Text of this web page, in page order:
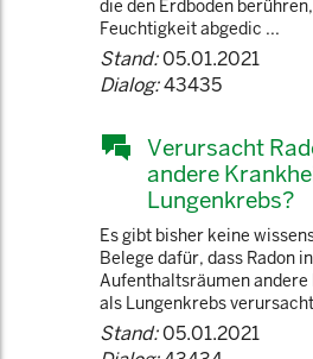
die den Erdboden
Feuchtigkeit abgedic ...
Stand:05.01.2021
Dialog:43435
Verursacht
andere
Lungenkrebs?
Es gibt bisher keine
Belege dafür, dass Radon
Aufenthaltsräumen
als Lungenkrebs
Stand:05.01.2021